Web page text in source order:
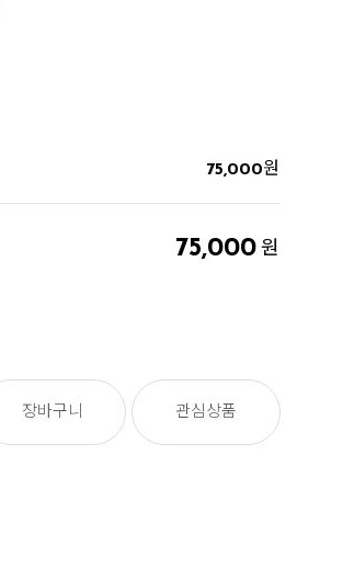
75,000원
75,000 원
장바구니 관심상품